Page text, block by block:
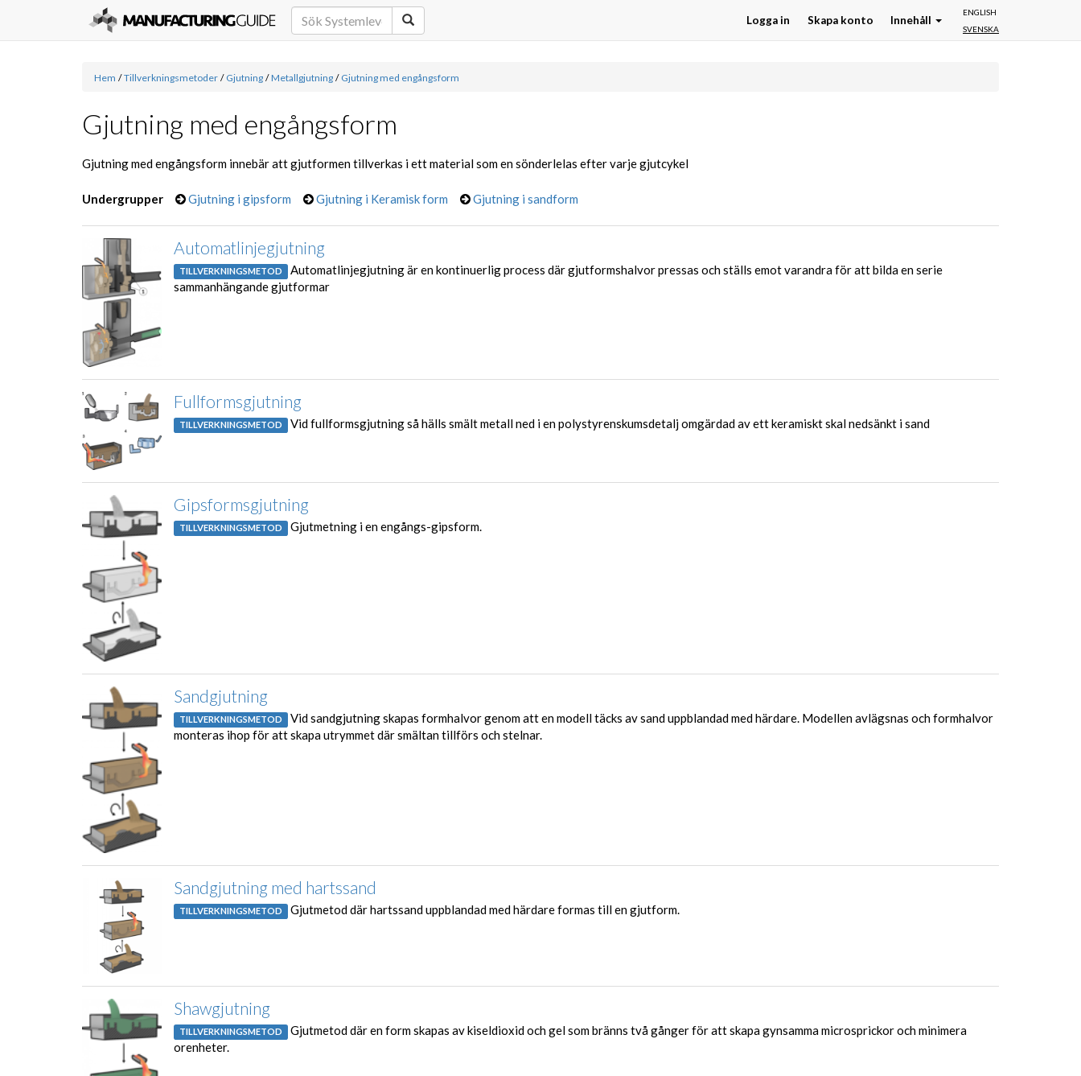
ENGLISH
SVENSKA
Logga in Skapa konto Innehåll
Hem / Tillverkningsmetoder / Gjutning / Metallgjutning / Gjutning med engångsform
Gjutning med engångsform
Gjutning med engångsform innebär att gjutformen tillverkas i ett material som en sönderlelas efter varje gjutcykel
Undergrupper Gjutning i gipsform Gjutning i Keramisk form Gjutning i sandform
Automatlinjegjutning
TILLVERKNINGSMETOD Automatlinjegjutning är en kontinuerlig process där gjutformshalvor pressas och ställs emot varandra för att bilda en serie
sammanhängande gjutformar
Fullformsgjutning
TILLVERKNINGSMETOD Vid fullformsgjutning så hälls smält metall ned i en polystyrenskumsdetalj omgärdad av ett keramiskt skal nedsänkt i sand
Gipsformsgjutning
TILLVERKNINGSMETOD Gjutmetning i en engångs-gipsform.
Sandgjutning
TILLVERKNINGSMETOD Vid sandgjutning skapas formhalvor genom att en modell täcks av sand uppblandad med härdare. Modellen avlägsnas och formhalvor
monteras ihop för att skapa utrymmet där smältan tillförs och stelnar.
Sandgjutning med hartssand
TILLVERKNINGSMETOD Gjutmetod där hartssand uppblandad med härdare formas till en gjutform.
Shawgjutning
TILLVERKNINGSMETOD Gjutmetod där en form skapas av kiseldioxid och gel som bränns två gånger för att skapa gynsamma microsprickor och minimera
orenheter.